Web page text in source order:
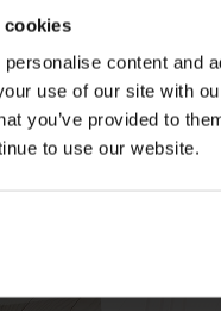
cookies
content and
use of our site with
you’ve provided to
to use our website.
a FRANKE